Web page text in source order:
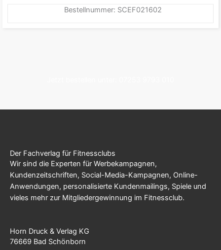
Bestellnummer: SCEF021602
Der Fachverlag für Fitnessclubs
Wir sind die Experten für Werbekampagnen,
Kundenzeitschriften, Social-Media-Kampagnen, Online-
Anwendungen, personalisierte Kundenmailings, Spiele und
vieles mehr zur Mitgliedergewinnung im Fitnessclub.
Horn Druck & Verlag KG
76669 Bad Schönborn